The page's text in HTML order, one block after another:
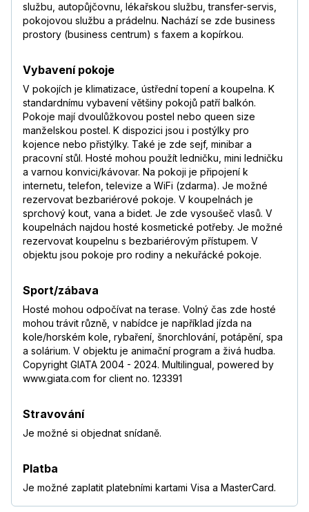
službu, autopůjčovnu, lékařskou službu, transfer-servis,
pokojovou službu a prádelnu. Nachází se zde business
prostory (business centrum) s faxem a kopírkou.
Vybavení pokoje
V pokojích je klimatizace, ústřední topení a koupelna. K
standardnímu vybavení většiny pokojů patří balkón.
Pokoje mají dvoulůžkovou postel nebo queen size
manželskou postel. K dispozici jsou i postýlky pro
kojence nebo přistýlky. Také je zde sejf, minibar a
pracovní stůl. Hosté mohou použít ledničku, mini ledničku
a varnou konvici/kávovar. Na pokoji je připojení k
internetu, telefon, televize a WiFi (zdarma). Je možné
rezervovat bezbariérové pokoje. V koupelnách je
sprchový kout, vana a bidet. Je zde vysoušeč vlasů. V
koupelnách najdou hosté kosmetické potřeby. Je možné
rezervovat koupelnu s bezbariérovým přístupem. V
objektu jsou pokoje pro rodiny a nekuřácké pokoje.
Sport/zábava
Hosté mohou odpočívat na terase. Volný čas zde hosté
mohou trávit různě, v nabídce je například jízda na
kole/horském kole, rybaření, šnorchlování, potápění, spa
a solárium. V objektu je animační program a živá hudba.
Copyright GIATA 2004 - 2024. Multilingual, powered by
www.giata.com for client no. 123391
Stravování
Je možné si objednat snídaně.
Platba
Je možné zaplatit platebními kartami Visa a MasterCard.